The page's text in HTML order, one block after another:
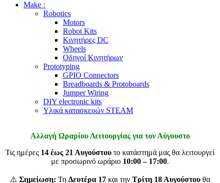
Make :
Robotics
Motors
Robot Kits
Κινητήρες DC
Wheels
Οδηγοί Κινητήρων
Prototyping
GPIO Connectors
Breadboards & Protoboards
Jumper Wiring
DIY electronic kits
Υλικά κατασκευών STEAM
Αλλαγή Ωραρίου Λειτουργίας για τον Αύγουστο
Τις ημέρες 14 έως 21 Αυγούστου το κατάστημά μας θα λειτουργεί
με προσωρινό ωράριο 10:00 – 17:00.
⚠️ Σημείωση: Τη Δευτέρα 17 και την Τρίτη 18 Αυγούστου θα